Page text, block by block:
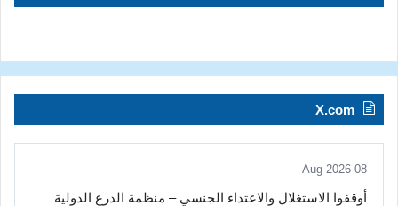
X.com
08 Aug 2026
أوقفوا الاستغلال والاعتداء الجنسي – منظمة الدرع الدولية